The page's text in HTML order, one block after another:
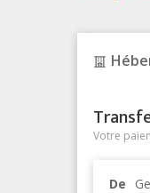
Votre
De